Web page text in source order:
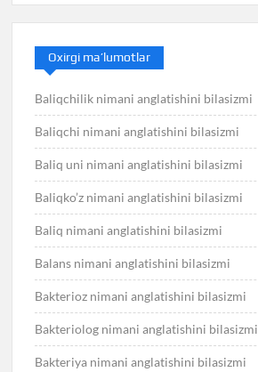
Oxirgi ma’lumotlar
Baliqchilik nimani anglatishini bilasizmi
Baliqchi nimani anglatishini bilasizmi
Baliq uni nimani anglatishini bilasizmi
Baliqko’z nimani anglatishini bilasizmi
Baliq nimani anglatishini bilasizmi
Balans nimani anglatishini bilasizmi
Bakterioz nimani anglatishini bilasizmi
Bakteriolog nimani anglatishini bilasizmi
Bakteriya nimani anglatishini bilasizmi